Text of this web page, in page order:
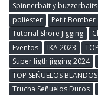
Spinnerbait y buzzerbaits
poliester
Petit Bomber
Tutorial Shore Jigging
Eventos
IKA 2023
Super ligth jigging 2024
TOP SEÑUELOS
Trucha Señuelos Duros